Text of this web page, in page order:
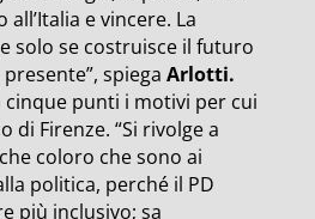
e vincere. La
solo se costruisce il futuro
spiega Arlotti.
punti i motivi per cui
di Firenze. “Si rivolge a
coloro che sono ai
politica, perché il PD
più inclusivo; sa